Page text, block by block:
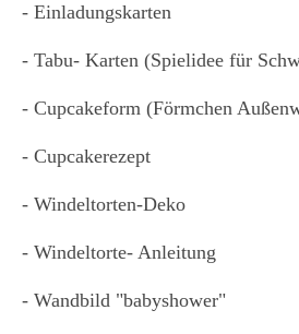
- Einladungskarten
- Tabu- Karten (Spielidee für
- Cupcakeform (Förmchen
- Cupcakerezept
- Windeltorten-Deko
- Windeltorte- Anleitung
- Wandbild "babyshower"